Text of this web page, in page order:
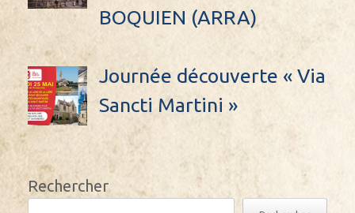
BOQUIEN (ARRA)
Journée découverte « Via
Sancti Martini »
Rechercher